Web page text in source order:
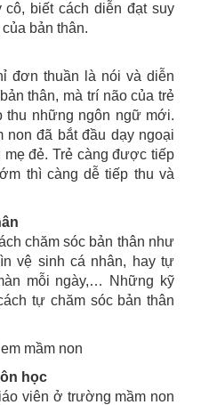
biết cách diễn đạt suy
bản thân.
đơn thuần là nói và diễn
thân, mà trí não của trẻ
thu những ngôn ngữ mới.
non đã bắt đầu dạy ngoại
đẻ. Trẻ càng được tiếp
thì càng dễ tiếp thu và
chăm sóc bản thân như
vệ sinh cá nhân, hay tự
mỗi ngày,… Những kỹ
tự chăm sóc bản thân
học
viên ở trường mầm non